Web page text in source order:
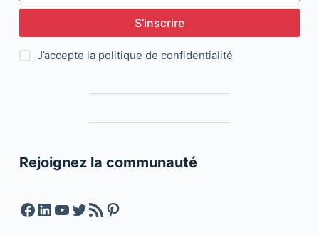
S’inscrire
J’accepte la politique de confidentialité
Rejoignez la communauté
Facebook
LinkedIn
YouTube
Twitter
Feed RSSPinterest